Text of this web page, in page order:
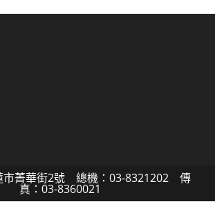
市菁華街2號 總機：03-8321202 傳
真：03-8360021